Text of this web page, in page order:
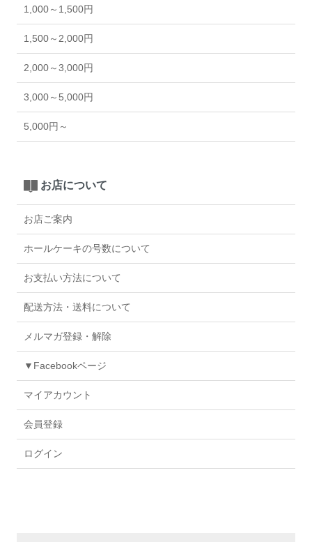
1,000～1,500円
1,500～2,000円
2,000～3,000円
3,000～5,000円
5,000円～
お店について
お店ご案内
ホールケーキの号数について
お支払い方法について
配送方法・送料について
メルマガ登録・解除
▼Facebookページ
マイアカウント
会員登録
ログイン